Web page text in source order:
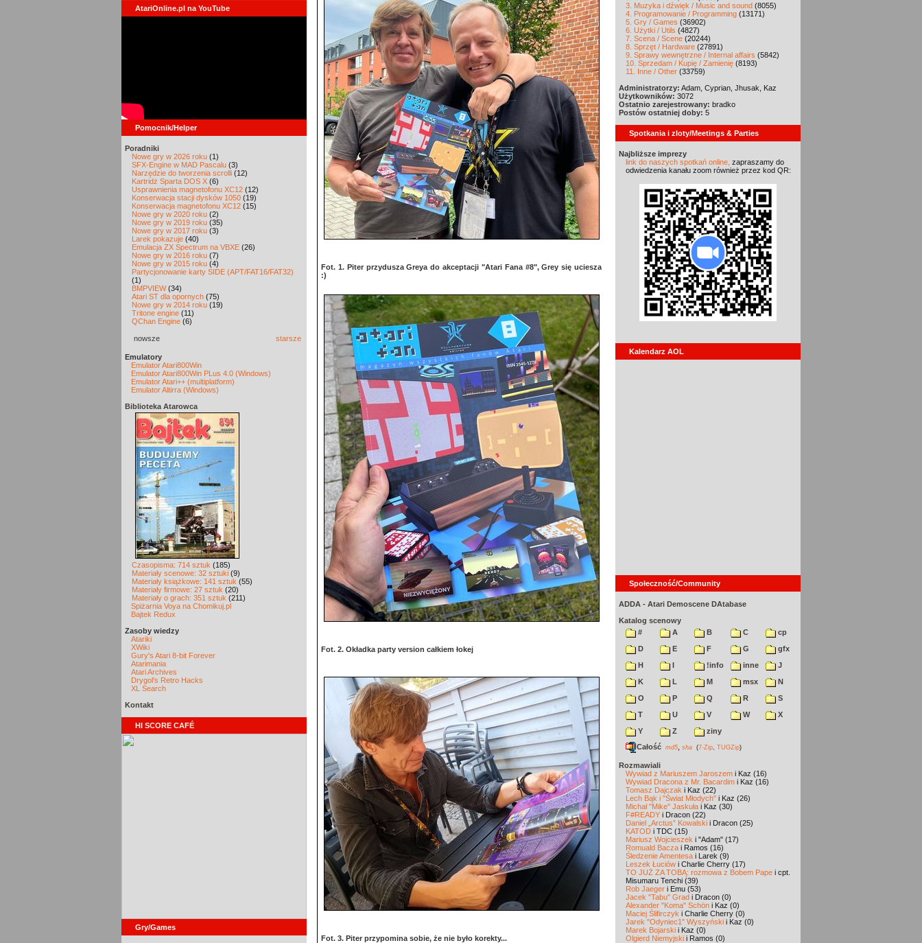
AtariOnline.pl na YouTube
Pomocnik/Helper
Poradniki
Nowe gry w 2026 roku (1)
SFX-Engine w MAD Pascalu (3)
Narzędzie do tworzenia scrolli (12)
Kartridż Sparta DOS X (6)
Usprawnienia magnetofonu XC12 (12)
Konserwacja stacji dysków 1050 (19)
Konserwacja magnetofonu XC12 (15)
Nowe gry w 2020 roku (2)
Nowe gry w 2019 roku (35)
Nowe gry w 2017 roku (3)
Larek pokazuje (40)
Emulacja ZX Spectrum na VBXE (26)
Nowe gry w 2016 roku (7)
Nowe gry w 2015 roku (4)
Partycjonowanie karty SIDE (APT/FAT16/FAT32)
(1)
BMPVIEW(34)
Atari ST dla opornych (75)
Nowe gry w 2014 roku (19)
Tritone engine (11)
QChan Engine (6)
nowsze starsze
Emulatory
Emulator Atari800Win
Emulator Atari800Win PLus 4.0 (Windows)
Emulator Atari++ (multiplatform)
Emulator Altirra (Windows)
Biblioteka Atarowca
Czasopisma: 714 sztuk (185)
Materiały scenowe: 32 sztuki (9)
Materiały książkowe: 141 sztuk (55)
Materiały firmowe: 27 sztuk (20)
Materiały o grach: 351 sztuk (211)
Spiżarnia Voya na Chomikuj.pl
Bajtek Redux
Zasoby wiedzy
Atariki
XWiki
Gury's Atari 8-bit Forever
Atarimania
Atari Archives
Drygol's Retro Hacks
XL Search
Kontakt
HI SCORE CAFÉ
Gry/Games
Fot. 1. Piter przydusza Greya do akceptacji "Atari Fana #8", Grey się uciesza
:)
Fot. 2. Okładka party version całkiem łokej
Fot. 3. Piter przypomina sobie, że nie było korekty...
3. Muzyka i dźwięk / Music and sound (8055)
4. Programowanie / Programming (13171)
5. Gry / Games (36902)
6. Użytki / Utils (4827)
7. Scena / Scene (20244)
8. Sprzęt / Hardware (27891)
9. Sprawy wewnętrzne / Internal affairs (5842)
10. Sprzedam / Kupię / Zamienię (8193)
11. Inne / Other (33759)
Administratorzy: Adam, Cyprian, Jhusak, Kaz
Użytkowników: 3072
Ostatnio zarejestrowany: bradko
Postów ostatniej doby: 5
Spotkania i zloty/Meetings & Parties
Najbliższe imprezy
link do naszych spotkań online, zapraszamy do
odwiedzenia kanału zoom również przez kod QR:
Kalendarz AOL
Społeczność/Community
ADDA - Atari Demoscene DAtabase
Katalog scenowy
#
A B C
cp
D
E F G
gfx
H
I !info inne
J
K
L M msx
N
O
P Q R
S
T
U V W
X
Y
Z
ziny
Całość md5 sha (7-Zip TUGZip)
Rozmawiali
Wywiad z Mariuszem Jaroszem i Kaz (16)
Wywiad Dracona z Mr. Bacardim i Kaz (16)
Tomasz Dajczak i Kaz (22)
Lech Bąk i "Świat Młodych" i Kaz (26)
Michał "Mike" Jaskuła i Kaz (30)
F#READY i Dracon (22)
Daniel „Arctus” Kowalski i Dracon (25)
KATOD i TDC (15)
Mariusz Wojcieszek i "Adam" (17)
Romuald Bacza i Ramos (16)
Śledzenie Amentesa i Larek (9)
Leszek Łuciów i Charlie Cherry (17)
TO JUŻ ZA TOBĄ: rozmowa z Bobem Pape i cpt.
Misumaru Tenchi (39)
Rob Jaeger i Emu (53)
Jacek "Tabu" Grad i Dracon (0)
Alexander "Koma" Schön i Kaz (0)
Maciej Ślifirczyk i Charlie Cherry (0)
Jarek "Odyniec1" Wyszyński i Kaz (0)
Marek Bojarski i Kaz (0)
Olgierd Niemyjski i Ramos (0)